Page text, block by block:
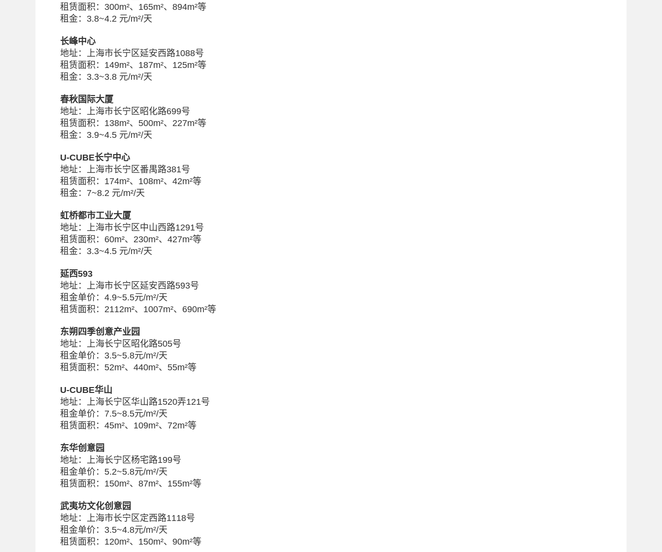
租赁面积：300m²、165m²、894m²等
租金：3.8~4.2 元/m²/天
长峰中心
地址：上海市长宁区延安西路1088号
租赁面积：149m²、187m²、125m²等
租金：3.3~3.8 元/m²/天
春秋国际大厦
地址：上海市长宁区昭化路699号
租赁面积：138m²、500m²、227m²等
租金：3.9~4.5 元/m²/天
U-CUBE长宁中心
地址：上海市长宁区番禺路381号
租赁面积：174m²、108m²、42m²等
租金：7~8.2 元/m²/天
虹桥都市工业大厦
地址：上海市长宁区中山西路1291号
租赁面积：60m²、230m²、427m²等
租金：3.3~4.5 元/m²/天
延西593
地址：上海市长宁区延安西路593号
租金单价：4.9~5.5元/m²/天
租赁面积：2112m²、1007m²、690m²等
东朔四季创意产业园
地址：上海长宁区昭化路505号
租金单价：3.5~5.8元/m²/天
租赁面积：52m²、440m²、55m²等
U-CUBE华山
地址：上海长宁区华山路1520弄121号
租金单价：7.5~8.5元/m²/天
租赁面积：45m²、109m²、72m²等
东华创意园
地址：上海长宁区杨宅路199号
租金单价：5.2~5.8元/m²/天
租赁面积：150m²、87m²、155m²等
武夷坊文化创意园
地址：上海市长宁区定西路1118号
租金单价：3.5~4.8元/m²/天
租赁面积：120m²、150m²、90m²等